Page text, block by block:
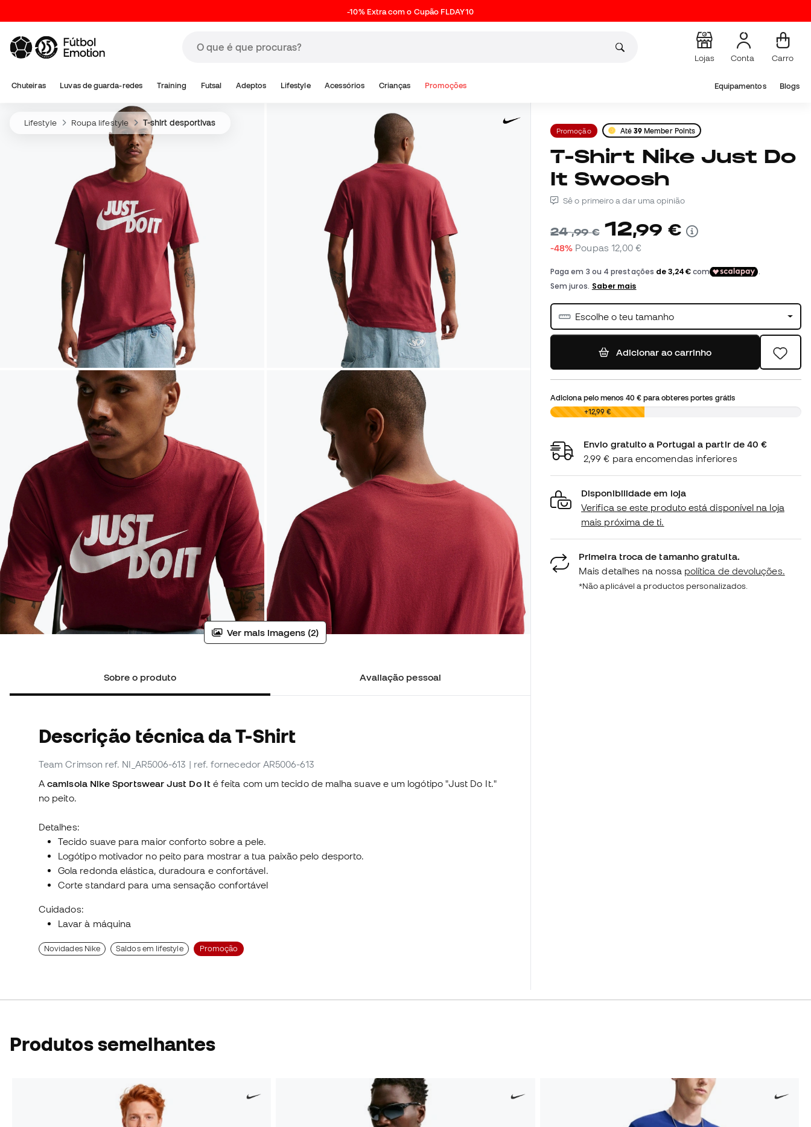
-10% Extra com o Cupão FLDAY10
Lojas Conta Carro
Chuteiras Luvas de guarda-redes Training Futsal Adeptos Lifestyle Acessórios Crianças Promoções Equipamentos Blogs
Lifestyle Roupa lifestyle T-shirt desportivas
Ver mais imagens (2)
Sobre o produto Avaliação pessoal
Descrição técnica da T-Shirt
Team Crimson ref. NI_AR5006-613 | ref. fornecedor AR5006-613
Acamisola Nike Sportswear Just Do It é feita com um tecido de malha suave e um logótipo "Just Do It."
no peito.
Detalhes:
Tecido suave para maior conforto sobre a pele.
Logótipo motivador no peito para mostrar a tua paixão pelo desporto.
Gola redonda elástica, duradoura e confortável.
Corte standard para uma sensação confortável
Cuidados:
Lavar à máquina
Novidades Nike Saldos em lifestyle Promoção
Promoção Até 39 Member Points
T-Shirt Nike Just Do
It Swoosh
Sê o primeiro a dar uma opinião
24,99 € 12,99 €
-48% Poupas 12,00 €
Escolhe o teu tamanho
Adicionar ao carrinho
Adiciona pelo menos 40 €para obteres portes grátis
0,00 € +12,99 €
Envio gratuito a Portugal a partir de 40 €
2,99 € para encomendas inferiores
Disponibilidade em loja
Verifica se este produto está disponível na loja
mais próxima de ti.
Primeira troca de tamanho gratuita.
Mais detalhes na nossa política de devoluções.
*Não aplicável a productos personalizados.
Produtos semelhantes